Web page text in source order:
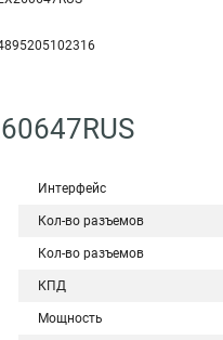
Интерфейс
Кол-во разъемов
Кол-во разъемов
КПД
Мощность